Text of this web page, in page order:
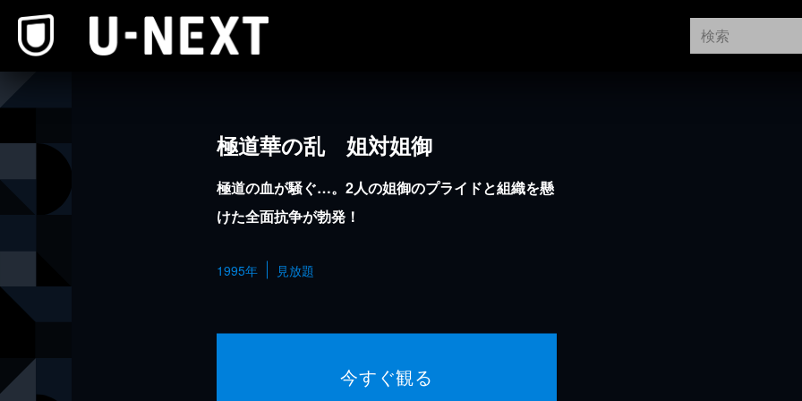
極道華の乱 姐対姐御
極道の血が騒ぐ…。2人の姐御のプライドと組織を懸
けた全面抗争が勃発！
1995年 見放題
今すぐ観る